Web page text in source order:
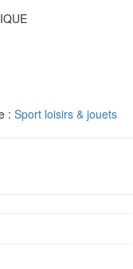
: Sport loisirs & jouets